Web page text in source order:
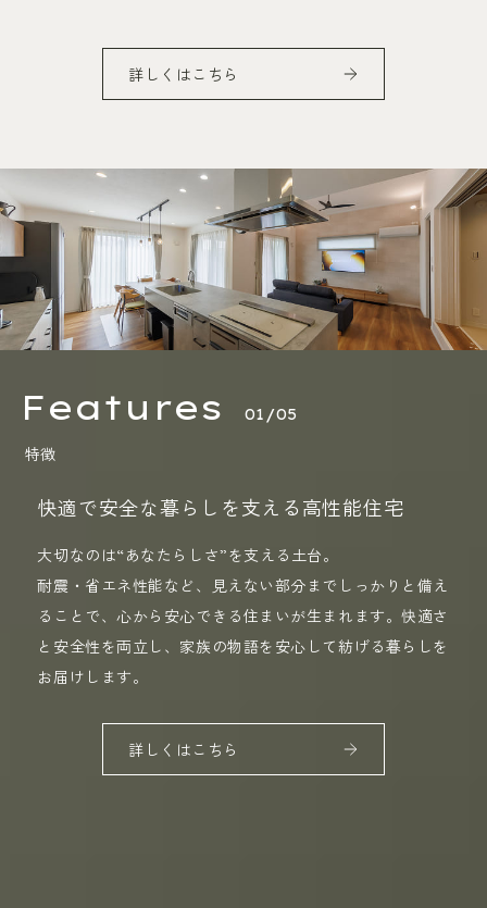
詳しくはこちら
Features 01/05
特徴
快適で安全な暮らしを支える高性能住宅
大切なのは“あなたらしさ”を支える土台。
耐震・省エネ性能など、見えない部分までしっかりと備え
ることで、心から安心できる住まいが生まれます。快適さ
と安全性を両立し、家族の物語を安心して紡げる暮らしを
お届けします。
詳しくはこちら